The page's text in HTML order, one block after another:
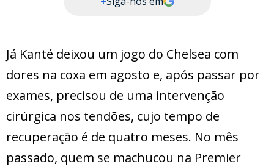
Já Kanté deixou um jogo do Chelsea com
dores na coxa em agosto e, após passar por
exames, precisou de uma intervenção
cirúrgica nos tendões, cujo tempo de
recuperação é de quatro meses. No mês
passado, quem se machucou na Premier